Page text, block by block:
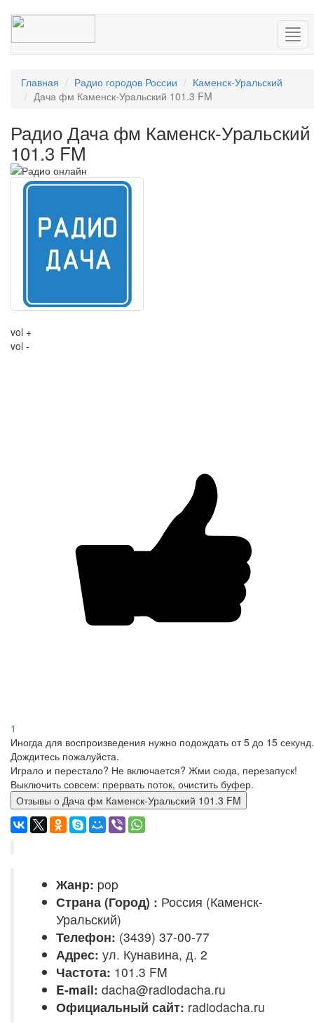
Главная Радио городов России
Каменск-Уральский
Дача фм Каменск-Уральский 101.3 FM
Радио Дача фм Каменск-Уральский
101.3 FM
vol +
vol -
1
Иногда для воспроизведения нужно подождать от 5 до 15 секунд.
Дождитесь пожалуйста.
Играло и перестало? Не включается? Жми сюда, перезапуск!
Выключить совсем: прервать поток, очистить буфер.
Отзывы о Дача фм Каменск-Уральский 101.3 FM
Жанр: pop
Страна (Город) : Россия (Каменск-
Уральский)
Телефон: (3439) 37-00-77
Адрес: ул. Кунавина, д. 2
Частота: 101.3 FM
E-mail: dacha@radiodacha.ru
Официальный сайт: radiodacha.ru